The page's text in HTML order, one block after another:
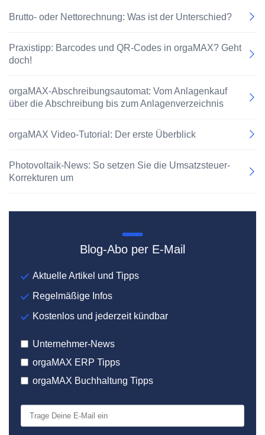
Brutto- oder Nettorechnung: Was ist der Unterschied?
Praxistipp: Barcodes und QR-Codes in orgaMAX? Geht
doch!
orgaMAX-Abschreibungsautomat: Vom Anlagenkauf
über die Abschreibung bis zum Anlagenverzeichnis
orgaMAX Video-Tutorial: Der erste Überblick
Photovoltaik-News: So setzen Sie die Umsatzsteuer-
Korrekturen um
Blog-Abo per E-Mail
Aktuelle Artikel und Tipps
Regelmäßige Infos
Kostenlos und jederzeit kündbar
Unternehmer-News
orgaMAX ERP Tipps
orgaMAX Buchhaltung Tipps